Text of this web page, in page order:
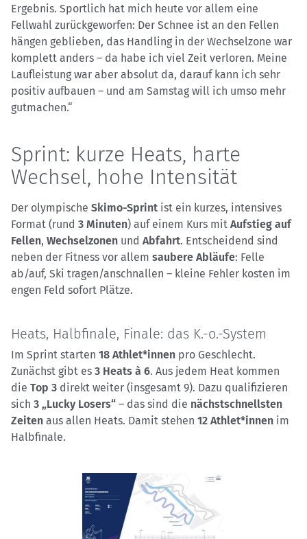
Ergebnis. Sportlich hat mich heute vor allem eine
Fellwahl zurückgeworfen: Der Schnee ist an den Fellen
hängen geblieben, das Handling in der Wechselzone war
komplett anders – da habe ich viel Zeit verloren. Meine
Laufleistung war aber absolut da, darauf kann ich sehr
positiv aufbauen – und am Samstag will ich umso mehr
gutmachen.“
Sprint: kurze Heats, harte
Wechsel, hohe Intensität
Der olympische Skimo-Sprint ist ein kurzes, intensives
Format (rund 3 Minuten) auf einem Kurs mit Aufstieg auf
Fellen, Wechselzonen und Abfahrt. Entscheidend sind
neben der Fitness vor allem saubere Abläufe: Felle
ab/auf, Ski tragen/anschnallen – kleine Fehler kosten im
engen Feld sofort Plätze.
Heats, Halbfinale, Finale: das K.-o.-System
Im Sprint starten 18 Athlet*innen pro Geschlecht.
Zunächst gibt es 3 Heats à 6. Aus jedem Heat kommen
die Top 3 direkt weiter (insgesamt 9). Dazu qualifizieren
sich 3 „Lucky Losers“ – das sind die nächstschnellsten
Zeiten aus allen Heats. Damit stehen 12 Athlet*innen im
Halbfinale.